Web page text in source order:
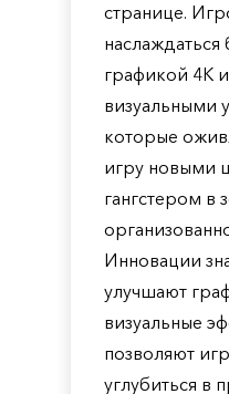
странице.
графикой 4K
визуальными
которые
игру новыми
гангстером в
Инновации
улучшают
визуальные
позволяют
углубиться в